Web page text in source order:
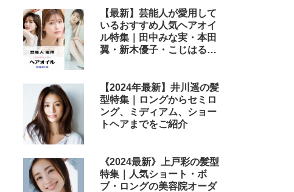
【最新】芸能人が愛用して
いるおすすめ人気ヘアオイ
ル特集｜田中みな実・本田
翼・新木優子・こじはる・
テムまとめ
【2024年最新】井川遥の髪
型特集｜ロングからセミロ
ング、ミディアム、ショー
トヘアまでをご紹介
《2024最新》上戸彩の髪型
特集｜人気ショート・ボ
ブ・ロングの美容院オーダ